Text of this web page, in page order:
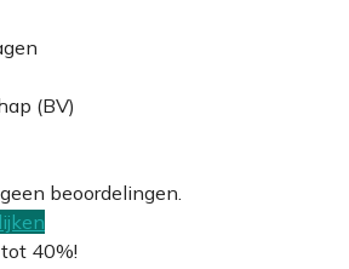
(BV)
beoordelingen.
40%!